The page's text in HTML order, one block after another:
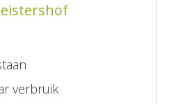
verbruik